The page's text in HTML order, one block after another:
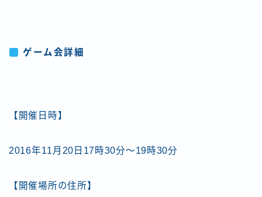
ゲーム会詳細
【開催日時】
2016年11月20日17時30分〜19時30分
【開催場所の住所】